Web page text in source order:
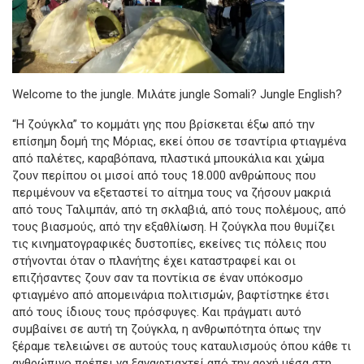
Welcome to the jungle. Μιλάτε jungle Somali? Jungle English?
“Η ζούγκλα” το κομμάτι γης που βρίσκεται έξω από την
επίσημη δομή της Μόριας, εκεί όπου σε τσαντίρια φτιαγμένα
από παλέτες, καραβόπανα, πλαστικά μπουκάλια και χώμα
ζουν περίπου οι μισοί από τους 18.000 ανθρώπους που
περιμένουν να εξεταστεί το αίτημα τους να ζήσουν μακριά
από τους Ταλιμπάν, από τη σκλαβιά, από τους πολέμους, από
τους βιασμούς, από την εξαθλίωση. Η ζούγκλα που θυμίζει
τις κινηματογραφικές δυστοπίες, εκείνες τις πόλεις που
στήνονται όταν ο πλανήτης έχει καταστραφεί και οι
επιζήσαντες ζουν σαν τα ποντίκια σε έναν υπόκοσμο
φτιαγμένο από απομεινάρια πολιτισμών, βαφτίστηκε έτσι
από τους ίδιους τους πρόσφυγες. Και πράγματι αυτό
συμβαίνει σε αυτή τη ζούγκλα, η ανθρωπότητα όπως την
ξέραμε τελειώνει σε αυτούς τους καταυλισμούς όπου κάθε τι